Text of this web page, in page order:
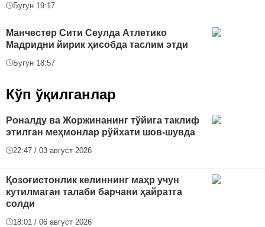
Бугун 19:17
Манчестер Сити Сеулда Атлетико
Мадридни йирик ҳисобда таслим этди
Бугун 18:57
Кўп ўқилганлар
Роналду ва Жоржинанинг тўйига таклиф
этилган меҳмонлар рўйхати шов-шувда
22:47 / 03 август 2026
Қозоғистонлик келиннинг маҳр учун
кутилмаган талаби барчани ҳайратга
солди
18:01 / 06 август 2026